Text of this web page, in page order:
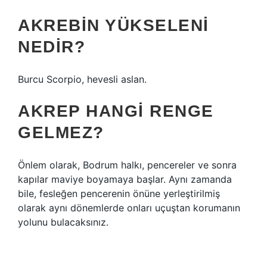
AKREBIN YÜKSELENI
NEDIR?
Burcu Scorpio, hevesli aslan.
AKREP HANGI RENGE
GELMEZ?
Önlem olarak, Bodrum halkı, pencereler ve sonra
kapılar maviye boyamaya başlar. Aynı zamanda
bile, fesleğen pencerenin önüne yerleştirilmiş
olarak aynı dönemlerde onları uçuştan korumanın
yolunu bulacaksınız.